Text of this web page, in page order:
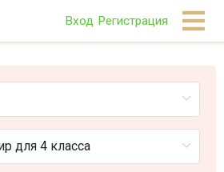
Вход Регистрация